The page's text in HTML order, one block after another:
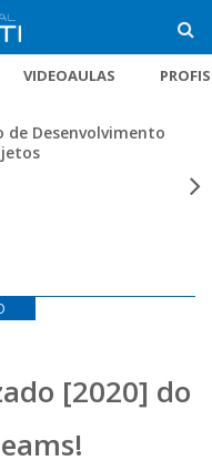
VIDEOAULAS
de Desenvolvimento
[2020] do